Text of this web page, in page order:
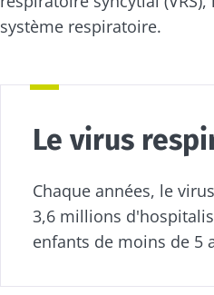
système respiratoire.
Le virus
Chaque années, le
3,6 millions
enfants de moins de 5
Se
Essential"
Je
J’ai lu et